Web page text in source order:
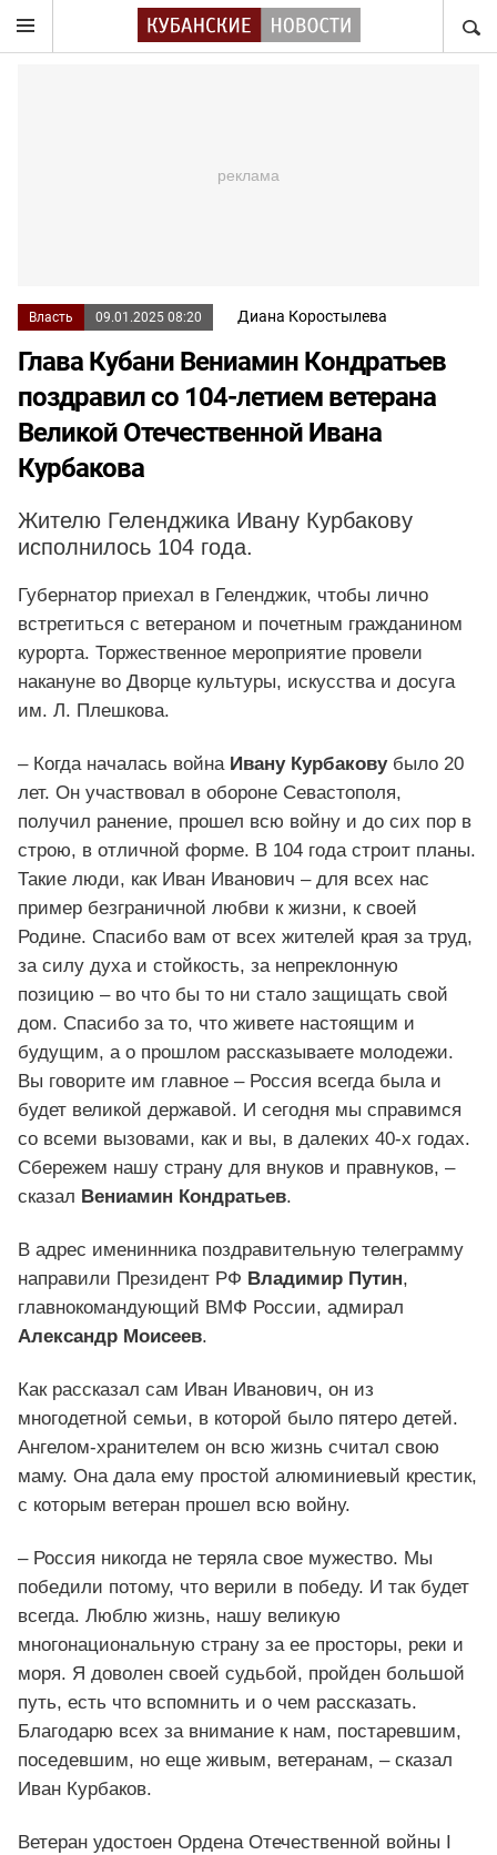
Власть 09.01.2025 08:20 Диана Коростылева
Глава Кубани Вениамин Кондратьев
поздравил со 104-летием ветерана
Великой Отечественной Ивана
Курбакова
Жителю Геленджика Ивану Курбакову
исполнилось 104 года.
Губернатор приехал в Геленджик, чтобы лично
встретиться с ветераном и почетным гражданином
курорта. Торжественное мероприятие провели
накануне во Дворце культуры, искусства и досуга
им. Л. Плешкова.
– Когда началась война Ивану Курбакову было 20
лет. Он участвовал в обороне Севастополя,
получил ранение, прошел всю войну и до сих пор в
строю, в отличной форме. В 104 года строит планы.
Такие люди, как Иван Иванович – для всех нас
пример безграничной любви к жизни, к своей
Родине. Спасибо вам от всех жителей края за труд,
за силу духа и стойкость, за непреклонную
позицию – во что бы то ни стало защищать свой
дом. Спасибо за то, что живете настоящим и
будущим, а о прошлом рассказываете молодежи.
Вы говорите им главное – Россия всегда была и
будет великой державой. И сегодня мы справимся
со всеми вызовами, как и вы, в далеких 40-х годах.
Сбережем нашу страну для внуков и правнуков, –
сказал Вениамин Кондратьев.
В адрес именинника поздравительную телеграмму
направили Президент РФ Владимир Путин,
главнокомандующий ВМФ России, адмирал
Александр Моисеев.
Как рассказал сам Иван Иванович, он из
многодетной семьи, в которой было пятеро детей.
Ангелом-хранителем он всю жизнь считал свою
маму. Она дала ему простой алюминиевый крестик,
с которым ветеран прошел всю войну.
– Россия никогда не теряла свое мужество. Мы
победили потому, что верили в победу. И так будет
всегда. Люблю жизнь, нашу великую
многонациональную страну за ее просторы, реки и
моря. Я доволен своей судьбой, пройден большой
путь, есть что вспомнить и о чем рассказать.
Благодарю всех за внимание к нам, постаревшим,
поседевшим, но еще живым, ветеранам, – сказал
Иван Курбаков.
Ветеран удостоен Ордена Отечественной войны I